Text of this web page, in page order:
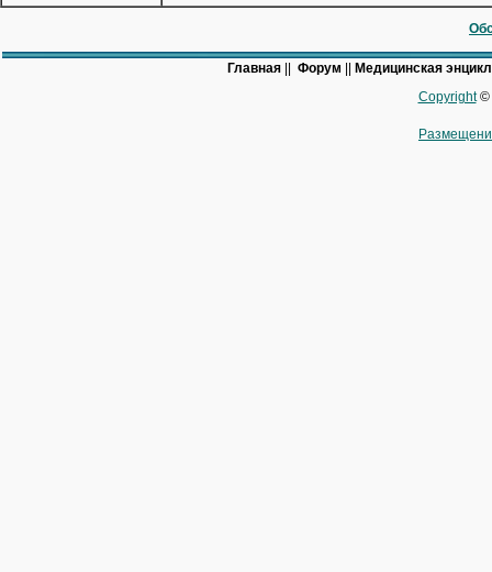
Главная Форум
Медицинская
Copyright©